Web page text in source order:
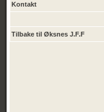
Kontakt
Tilbake til Øksnes J.F.F